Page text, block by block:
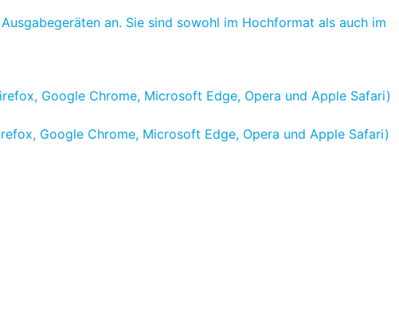
an. Sie sind sowohl im Hochformat als auch im
Google Chrome, Microsoft Edge, Opera und Apple Safari)
Google Chrome, Microsoft Edge, Opera und Apple Safari)